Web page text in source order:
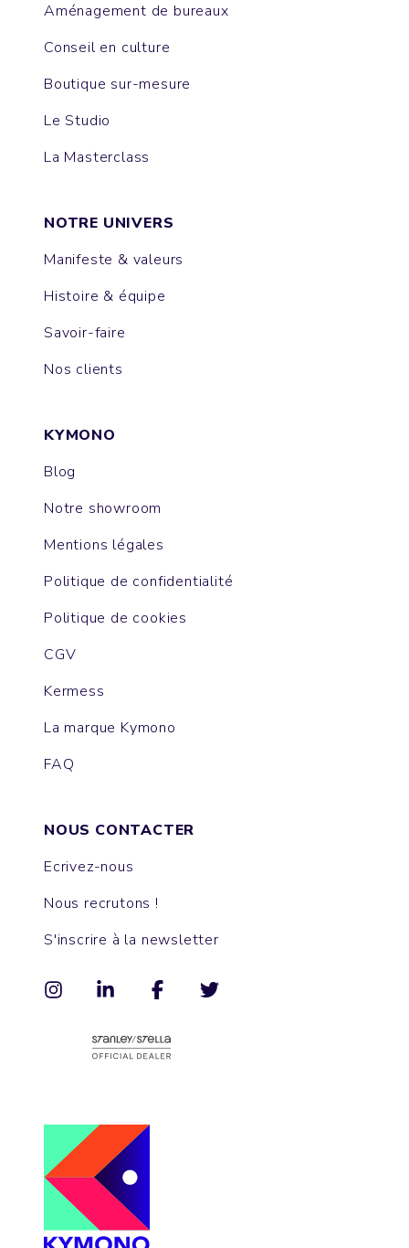
Aménagement de bureaux
Conseil en culture
Boutique sur-mesure
Le Studio
La Masterclass
NOTRE UNIVERS
Manifeste & valeurs
Histoire & équipe
Savoir-faire
Nos clients
KYMONO
Blog
Notre showroom
Mentions légales
Politique de confidentialité
Politique de cookies
CGV
Kermess
La marque Kymono
FAQ
NOUS CONTACTER
Ecrivez-nous
Nous recrutons !
S'inscrire à la newsletter